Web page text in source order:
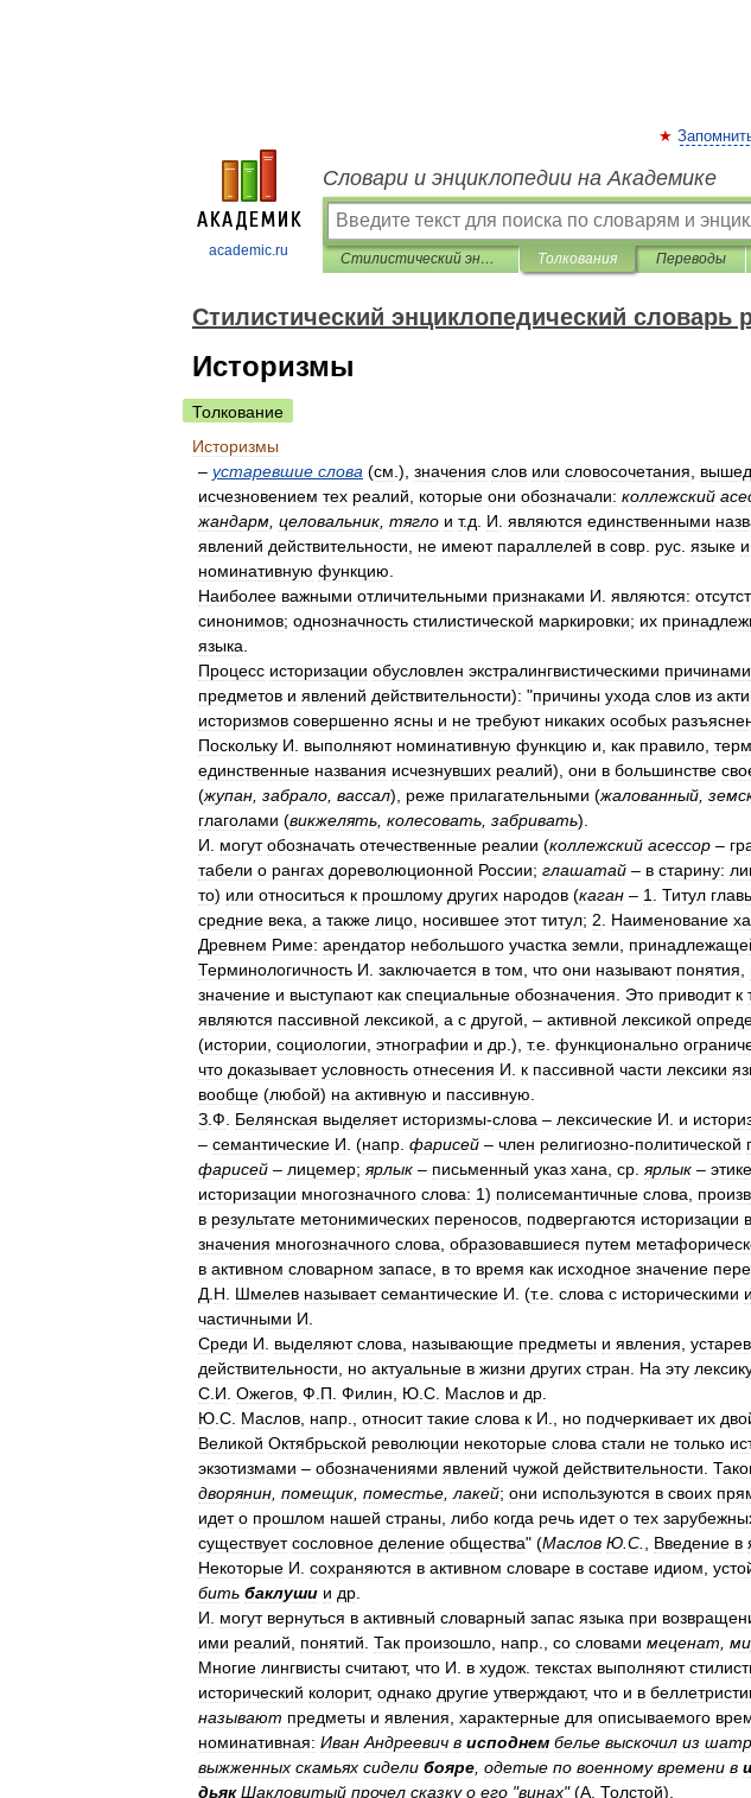
academic.ru
Словари и энциклопедии на Академике
Стилистический энциклопедический словарь русского языка Толкования Переводы
Стилистический энциклопедический словарь
Историзмы
Толкование
Историзмы
– устаревшие слова (см .), значения слов или словосочетания
исчезновением тех реалий которые они обозначали: коллежский
жандарм целовальник тягло и т.д И являются единственными
явлений действительности не имеют параллелей в совр рус языке и
номинативную функцию
Наиболее важными отличительными признаками И являются:
синонимов; однозначность стилистической маркировки; их
языка
Процесс историзации обусловлен экстралингвистическими причинами
предметов и явлений действительности): "причины ухода слов из
историзмов совершенно ясны и не требуют никаких особых
Поскольку И выполняют номинативную функцию и как правило
единственные названия исчезнувших реалий), они в большинстве
(жупан забрало вассал), реже прилагательными (жалованный
глаголами (викжелять колесовать забривать).
И
могут обозначать отечественные реалии (коллежский асессор –
табели о рангах дореволюционной России; глашатай – в старину:
то) или относиться к прошлому других народов (каган – 1 Титул
средние века а также лицо носившее этот титул; 2 Наименование
Древнем Риме: арендатор небольшого участка земли
Терминологичность И заключается в том что они называют понятия
значение и выступают как специальные обозначения Это приводит к
являются пассивной лексикой а с другой , – активной лексикой
(истории социологии этнографии и др .), т.е функционально
что доказывает условность отнесения И к пассивной части лексики
вообще (любой) на активную и пассивную
З Ф Белянская выделяет историзмы-слова – лексические И и
– семантические И . (напр фарисей – член религиозно-политической
фарисей – лицемер; ярлык – письменный указ хана ср ярлык –
историзации многозначного слова: 1) полисемантичные слова
в результате метонимических переносов подвергаются историзации
значения многозначного слова образовавшиеся путем
в активном словарном запасе в то время как исходное значение
Д Н Шмелев называет семантические И . (т.е слова с историческими и
частичными И
Среди И выделяют слова называющие предметы и явления
действительности
но актуальные в жизни других стран На эту
С И Ожегов Ф П Филин Ю С Маслов и др
Ю С Маслов напр относит такие слова к И но подчеркивает их
Великой Октябрьской революции некоторые слова стали не только
экзотизмами – обозначениями явлений чужой действительности
дворянин помещик поместье лакей; они используются в своих
идет о прошлом нашей страны либо когда речь идет о тех
существует сословное деление общества" (Маслов Ю С Введение в
Некоторые И сохраняются в активном словаре в составе идиом
бить баклуши и др
И
могут вернуться в активный словарный запас языка при
ими реалий понятий Так произошло напр со словами меценат
Многие лингвисты считают, что И в худож текстах выполняют
исторический колорит, однако другие утверждают, что и в
называют предметы и явления характерные для описываемого
номинативная: Иван Андреевич в исподнем белье выскочил из
выжженных скамьях сидели бояре одетые по военному времени в
дьяк Шакловитый прочел сказку о его "винах"(А Толстой).